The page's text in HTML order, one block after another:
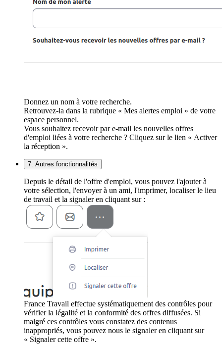
Donnez un nom à votre recherche.
Retrouvez-la dans la rubrique « Mes alertes emploi » de votre
espace personnel.
Vous souhaitez recevoir par e-mail les nouvelles offres
d'emploi liées à votre recherche ? Cliquez sur le lien « Activer
la réception ».
7. Autres fonctionnalités
Depuis le détail de l'offre d'emploi, vous pouvez l'ajouter à
votre sélection, l'envoyer à un ami, l'imprimer, localiser le lieu
de travail et la signaler en cliquant sur :
France Travail effectue systématiquement des contrôles pour
vérifier la légalité et la conformité des offres diffusées. Si
malgré ces contrôles vous constatez des contenus
inappropriés, vous pouvez nous le signaler en cliquant sur
« Signaler cette offre ».